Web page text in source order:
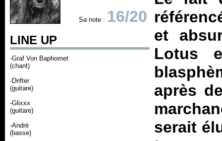
Sa note : 16/20
LINE UP
-Graf Von Baphomet
(chant)
-Drifter
(guitare)
-Glixxx
(guitare)
-André
(basse)
et
Lotus
après
serait